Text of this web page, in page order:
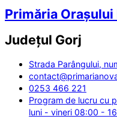
Primăria Orașului
Județul Gorj
Strada Parângului,
0253 466 221
Program de lucru cu
luni - vineri 08:00 -